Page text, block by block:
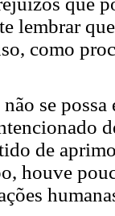
lembrar
como
se
de
houve